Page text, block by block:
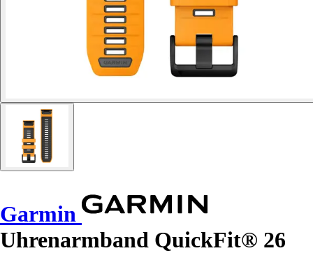
Garmin
Uhrenarmband QuickFit® 26